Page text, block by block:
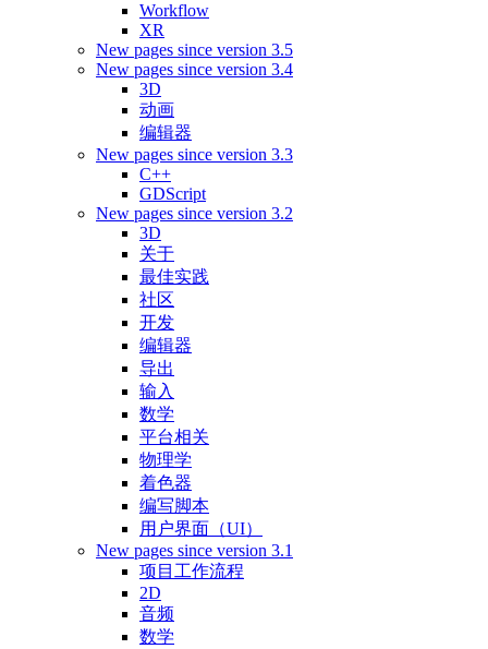
Workflow
XR
New pages since version 3.5
New pages since version 3.4
3D
动画
编辑器
New pages since version 3.3
C++
GDScript
New pages since version 3.2
3D
关于
最佳实践
社区
开发
编辑器
导出
输入
数学
平台相关
物理学
着色器
编写脚本
用户界面（UI）
New pages since version 3.1
项目工作流程
2D
音频
数学